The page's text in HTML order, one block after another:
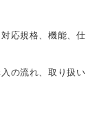
対応規格、機能、仕
入の流れ、取り扱い